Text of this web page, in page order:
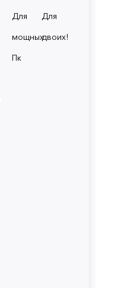
Для
мощных
Пк
Для
двоих!